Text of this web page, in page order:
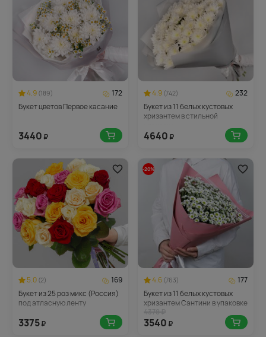
4.9 (189)
172
Букет цветов Первое касание
3440 ₽
4.9 (742)
232
Букет из 11 белых кустовых
хризантем в стильной
4640 ₽
5.0 (2)
169
Букет из 25 роз микс (Россия)
под атласную ленту
3375₽
-20%
4.6 (763)
177
Букет из 11 белых кустовых
хризантем Сантини в упаковке
3540 ₽